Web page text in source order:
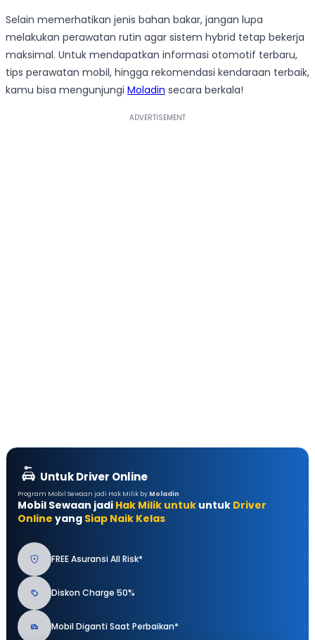
Selain memerhatikan jenis bahan bakar, jangan lupa
melakukan perawatan rutin agar sistem hybrid tetap bekerja
maksimal. Untuk mendapatkan informasi otomotif terbaru,
tips perawatan mobil, hingga rekomendasi kendaraan terbaik,
kamu bisa mengunjungi Moladin secara berkala!
Untuk Driver Online
Program Mobil Sewaan jadi Hak Milik by Moladin
Mobil Sewaan jadi Hak Milik untuk untuk Driver
Online yang Siap Naik Kelas
FREE Asuransi All Risk*
Diskon Charge 50%
Mobil Diganti Saat Perbaikan*